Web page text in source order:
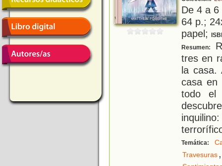
De 4 a
64 p.;
papel;
Resumen:
tres en
la casa.
casa en
todo el
Temática:
Travesuras,